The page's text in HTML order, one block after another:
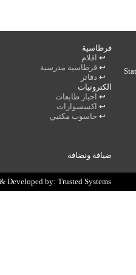
قرطاسية
↩ اقلام
↩ قرطاسية مدرسية
↩ دفاتر
الكترونيات
↩ احبار طابعات
↩ اكسسوارات
↩ حاسوب مكتبي
ضيافة ونضافة
Developed by: Trusted Systems